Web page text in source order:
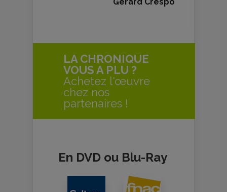
LA CHRONIQUE
VOUS A PLU ?
Achetez l'œuvre
chez nos
partenaires !
En DVD ou Blu-Ray